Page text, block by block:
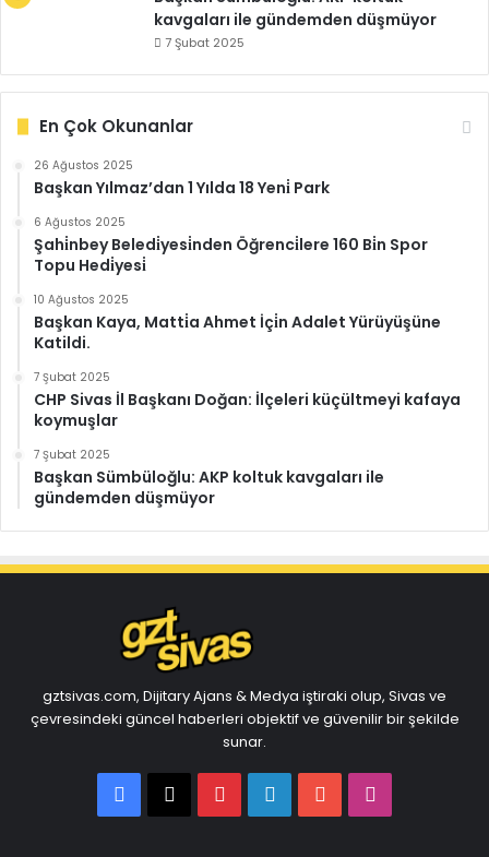
kavgaları ile gündemden düşmüyor
7 Şubat 2025
En Çok Okunanlar
26 Ağustos 2025
Başkan Yılmaz’dan 1 Yılda 18 Yeni̇ Park
6 Ağustos 2025
Şahi̇nbey Beledi̇yesi̇nden Öğrenci̇lere 160 Bi̇n Spor
Topu Hedi̇yesi̇
10 Ağustos 2025
Başkan Kaya, Matti̇a Ahmet İçi̇n Adalet Yürüyüşüne
Katildi.
7 Şubat 2025
CHP Sivas İl Başkanı Doğan: İlçeleri küçültmeyi kafaya
koymuşlar
7 Şubat 2025
Başkan Sümbüloğlu: AKP koltuk kavgaları ile
gündemden düşmüyor
gztsivas.com, Dijitary Ajans & Medya iştiraki olup, Sivas ve
çevresindeki güncel haberleri objektif ve güvenilir bir şekilde
sunar.
Facebook
X PinterestLinkedInYouTube